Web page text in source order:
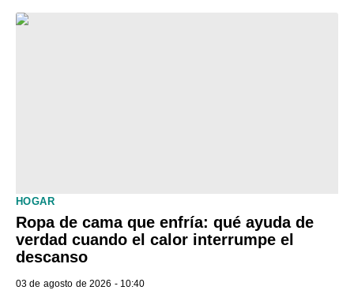
HOGAR
Ropa de cama que enfría: qué ayuda de
verdad cuando el calor interrumpe el
descanso
03 de agosto de 2026 - 10:40